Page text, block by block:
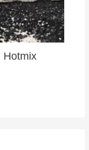
Hotmix